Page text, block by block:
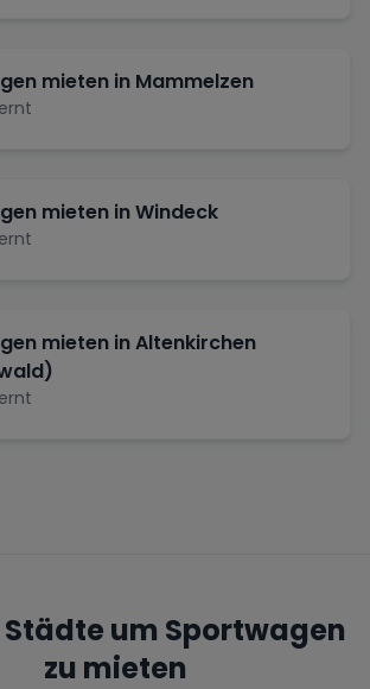
mieten in Mammelzen
mieten inWindeck
mieten inAltenkirchen
um Sportwagen
zu mieten